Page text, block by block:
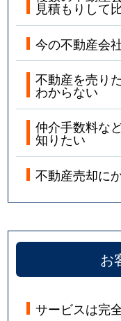
見積もりして
今の不動産会
不動産を売り
わからない
仲介手数料な
知りたい
不動産売却に
お
サービスは完